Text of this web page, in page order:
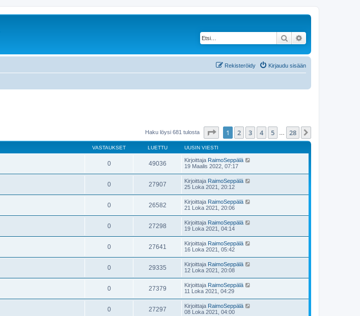
Etsi
Kirjaudu sisään
Rekisteröidy
Haku löysi 681 tulosta Sivu 28
1 2 3 4 5 28
VASTAUKSET LUETTU UUSIN VIESTI
0 49036 Kirjoittaja RaimoSeppälä
19 Maalis 2022, 07:17
0 27907 Kirjoittaja RaimoSeppälä
25 Loka 2021, 20:12
0 26582 Kirjoittaja RaimoSeppälä
21 Loka 2021, 20:06
0 27298 Kirjoittaja RaimoSeppälä
19 Loka 2021, 04:14
0 27641 Kirjoittaja RaimoSeppälä
16 Loka 2021, 05:42
0 29335 Kirjoittaja RaimoSeppälä
12 Loka 2021, 20:08
0 27379 Kirjoittaja RaimoSeppälä
11 Loka 2021, 04:29
0 27297 Kirjoittaja RaimoSeppälä
08 Loka 2021, 04:00